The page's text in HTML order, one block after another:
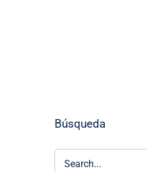
Búsqueda